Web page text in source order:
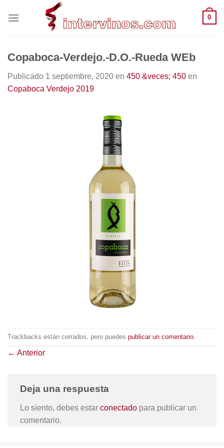
0
Copaboca-Verdejo.-D.O.-Rueda WEb
Publicado 1 septiembre, 2020 en 450 &veces; 450 en
Copaboca Verdejo 2019
Trackbacks están cerrados, pero puedes publicar un comentario
← Anterior
Deja una respuesta
Lo siento, debes estar conectado para publicar un
comentario.